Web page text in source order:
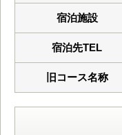
宿泊施設
宿泊先TEL
旧コース名称